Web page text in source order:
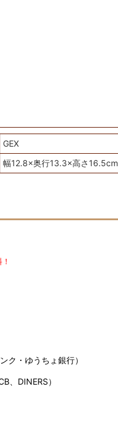
GEX
幅12.8×奥行13.3×高さ16.5cm
・ゆうちょ銀行）
、DINERS）